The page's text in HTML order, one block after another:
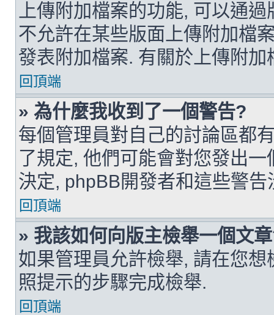
上傳附加檔案的功能, 可以通
不允許在某些版面上傳附加檔
發表附加檔案. 有關於上傳附
回頂端
» 為什麼我收到了一個警告?
每個管理員對自己的討論區都
了規定, 他們可能會對您發出
決定, phpBB開發者和這些警告
回頂端
» 我該如何向版主檢舉一個文
如果管理員允許檢舉, 請在您
照提示的步驟完成檢舉.
回頂端